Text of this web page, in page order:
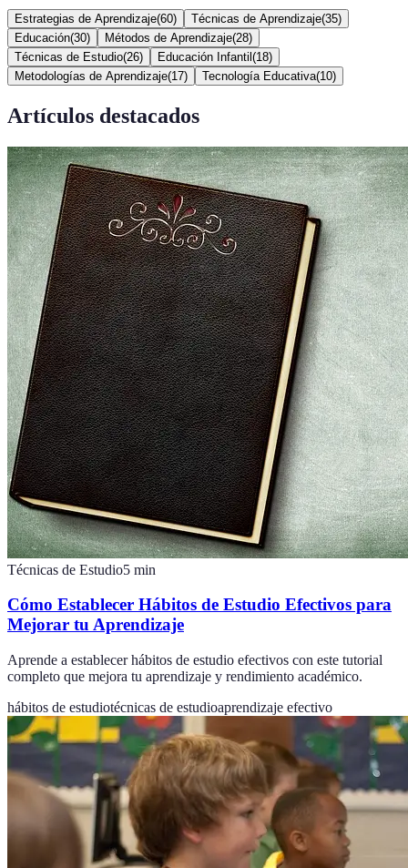
Estrategias de Aprendizaje(60) Técnicas de Aprendizaje(35)
Educación(30) Métodos de Aprendizaje(28)
Técnicas de Estudio(26) Educación Infantil (18)
Metodologías de Aprendizaje(17) Tecnología Educativa(10)
Artículos destacados
Técnicas de Estudio5 min
Cómo Establecer Hábitos de Estudio Efectivos para
Mejorar tu Aprendizaje
Aprende a establecer hábitos de estudio efectivos con este tutorial
completo que mejora tu aprendizaje y rendimiento académico.
hábitos de estudiotécnicas de estudioaprendizaje efectivo